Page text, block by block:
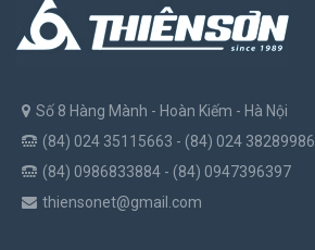
Số 8 Hàng Mành - Hoàn Kiếm - Hà Nội
(84) 024 35115663 - (84) 024 38289986
(84) 0986833884 - (84) 0947396397
thiensonet@gmail.com